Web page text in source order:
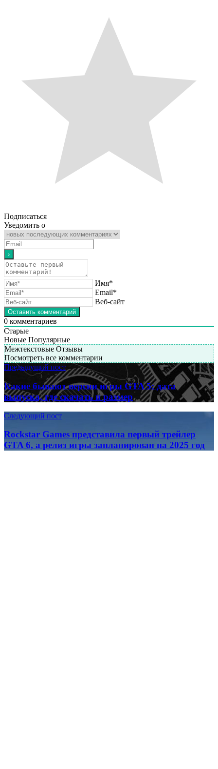
Подписаться
Уведомить о
Имя*
Email*
Веб-сайт
0 комментариев
Старые
Новые Популярные
Межтекстовые Отзывы
Посмотреть все комментарии
Предыдущий пост
Какие бывают версии игры GTA 5: дата
выпуска, где скачать и размер
Следующий пост
Rockstar Games представила первый трейлер
GTA 6, а релиз игры запланирован на 2025 год